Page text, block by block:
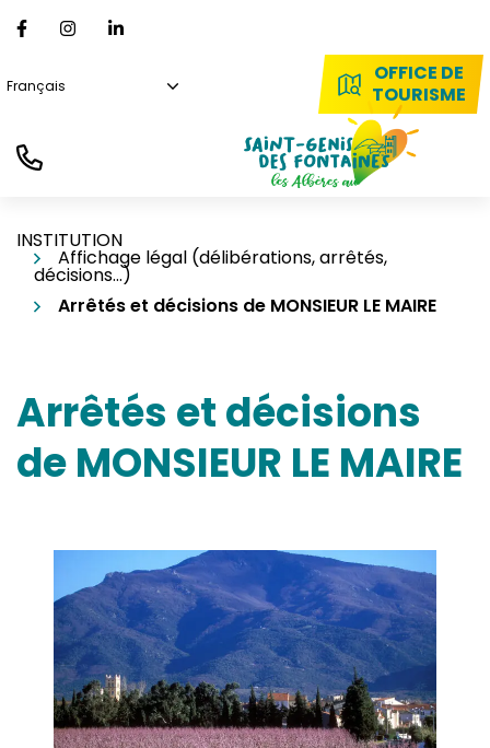
Lien vers le compte Facebook
Lien vers le compte Instagram
Lien vers le compte Linkedin
OFFICE DE
TOURISME
INSTITUTION
Affichage légal (délibérations, arrêtés,
décisions…)
Arrêtés et décisions de MONSIEUR LE MAIRE
Arrêtés et décisions
de MONSIEUR LE MAIRE